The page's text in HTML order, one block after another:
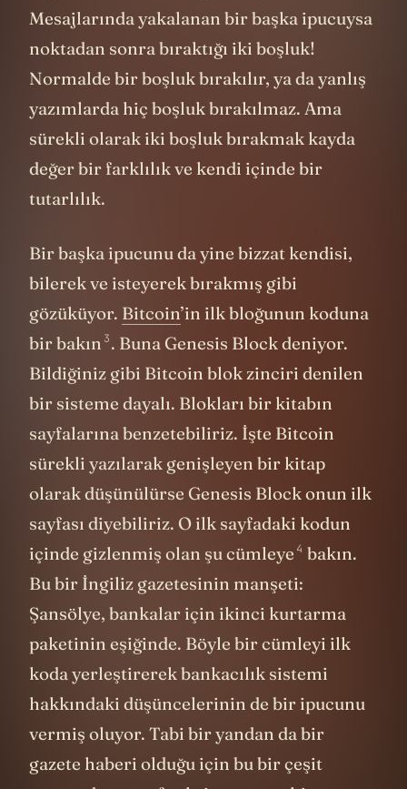
Mesajlarında yakalanan bir başka ipucuysa
noktadan sonra bıraktığı iki boşluk!
Normalde bir boşluk bırakılır, ya da yanlış
yazımlarda hiç boşluk bırakılmaz. Ama
sürekli olarak iki boşluk bırakmak kayda
değer bir farklılık ve kendi içinde bir
tutarlılık.
Bir başka ipucunu da yine bizzat kendisi,
bilerek ve isteyerek bırakmış gibi
gözüküyor. Bitcoin’in ilk bloğunun koduna
birbakın 3. Buna Genesis Block deniyor.
Bildiğiniz gibi Bitcoin blok zinciri denilen
bir sisteme dayalı. Blokları bir kitabın
sayfalarına benzetebiliriz. İşte Bitcoin
sürekli yazılarak genişleyen bir kitap
olarak düşünülürse Genesis Block onun ilk
sayfası diyebiliriz. O ilk sayfadaki kodun
içinde gizlenmiş olan şu cümleye 4 bakın.
Bu bir İngiliz gazetesinin manşeti:
Şansölye, bankalar için ikinci kurtarma
paketinin eşiğinde. Böyle bir cümleyi ilk
koda yerleştirerek bankacılık sistemi
hakkındaki düşüncelerinin de bir ipucunu
vermiş oluyor. Tabi bir yandan da bir
gazete haberi olduğu için bu bir çeşit